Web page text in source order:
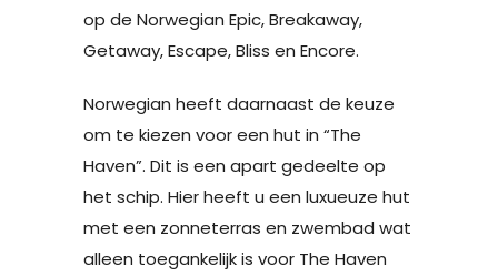
op de Norwegian Epic, Breakaway,
Getaway, Escape, Bliss en Encore.
Norwegian heeft daarnaast de keuze
om te kiezen voor een hut in “The
Haven”. Dit is een apart gedeelte op
het schip. Hier heeft u een luxueuze hut
met een zonneterras en zwembad wat
alleen toegankelijk is voor The Haven